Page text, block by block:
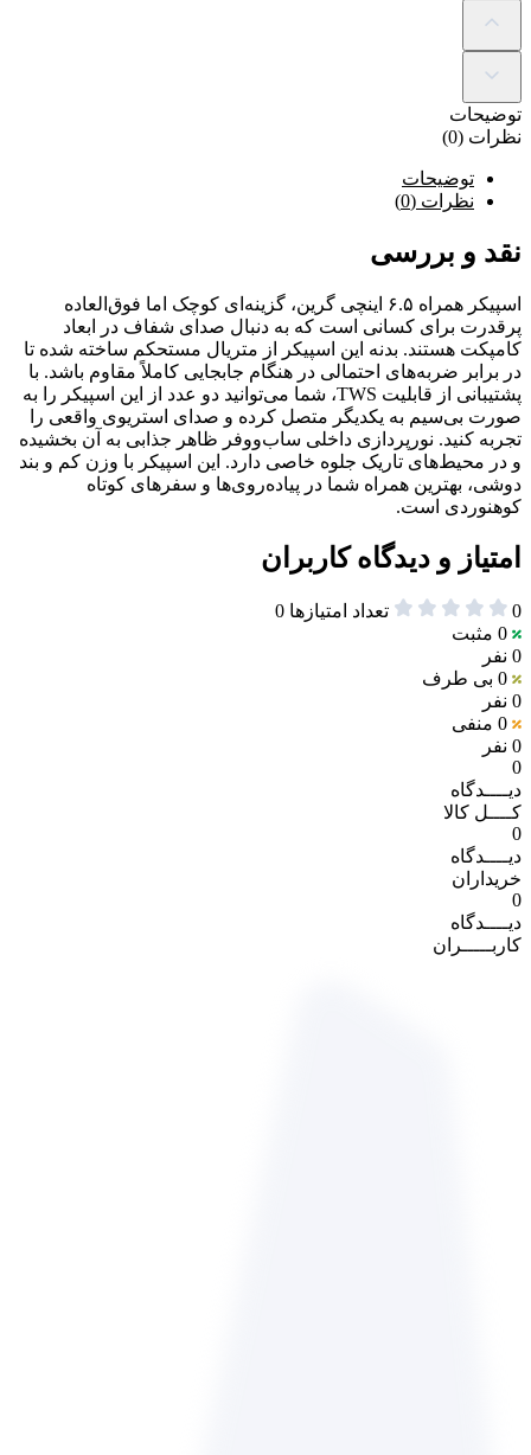
توضیحات
نظرات (0)
توضیحات
نظرات (0)
نقد و بررسی
اسپیکر همراه ۶.۵ اینچی گرین، گزینه‌ای کوچک اما فوق‌العاده
پرقدرت برای کسانی است که به دنبال صدای شفاف در ابعاد
کامپکت هستند. بدنه این اسپیکر از متریال مستحکم ساخته شده تا
در برابر ضربه‌های احتمالی در هنگام جابجایی کاملاً مقاوم باشد. با
پشتیبانی از قابلیت TWS، شما می‌توانید دو عدد از این اسپیکر را به
صورت بی‌سیم به یکدیگر متصل کرده و صدای استریوی واقعی را
تجربه کنید. نورپردازی داخلی ساب‌ووفر ظاهر جذابی به آن بخشیده
و در محیط‌های تاریک جلوه خاصی دارد. این اسپیکر با وزن کم و بند
دوشی، بهترین همراه شما در پیاده‌روی‌ها و سفرهای کوتاه
کوهنوردی است.
امتیاز و دیدگاه کاربران
0 تعداد امتیازها 0
0 مثبت
0 نفر
0 بی طرف
0 نفر
0 منفی
0 نفر
0
دیــــدگاه
کــــل کالا
0
دیــــدگاه
خریداران
0
دیــــدگاه
کاربـــــران